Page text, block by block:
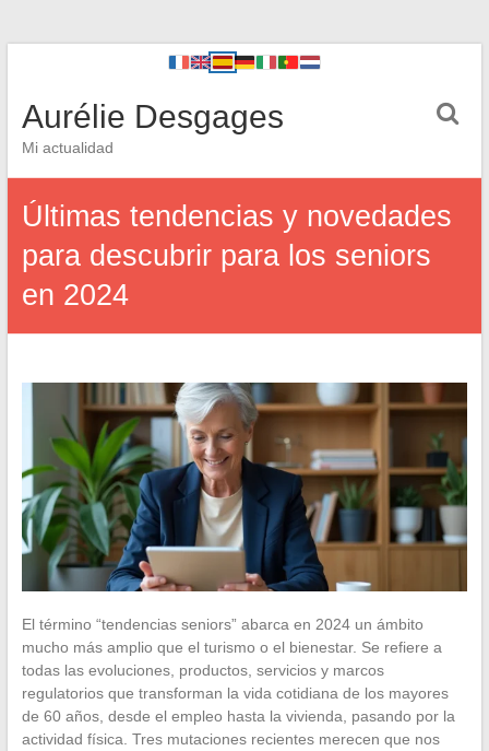
Aurélie Desgages
Mi actualidad
Últimas tendencias y novedades
para descubrir para los seniors
en 2024
El término “tendencias seniors” abarca en 2024 un ámbito
mucho más amplio que el turismo o el bienestar. Se refiere a
todas las evoluciones, productos, servicios y marcos
regulatorios que transforman la vida cotidiana de los mayores
de 60 años, desde el empleo hasta la vivienda, pasando por la
actividad física. Tres mutaciones recientes merecen que nos